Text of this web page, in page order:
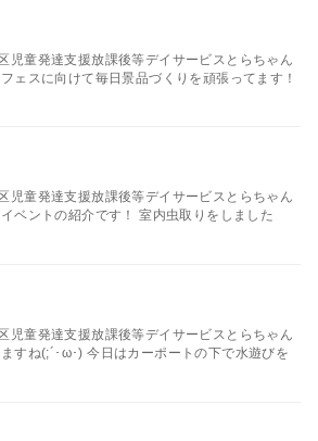
児童発達支援放課後等デイサービスとらちゃん
ェスに向けて毎日景品づくりを頑張ってます！
児童発達支援放課後等デイサービスとらちゃん
ベントの紹介です！ 室内虫取りをしました
児童発達支援放課後等デイサービスとらちゃん
すね(;´･ω･) 今日はカーポートの下で水遊びを